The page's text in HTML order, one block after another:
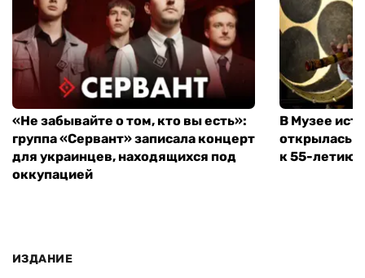
«Не забывайте о том, кто вы есть»:
группа «Сервант» записала концерт
для украинцев, находящихся под
оккупацией
В Музее
открылась
к 55-летию
ИЗДАНИЕ